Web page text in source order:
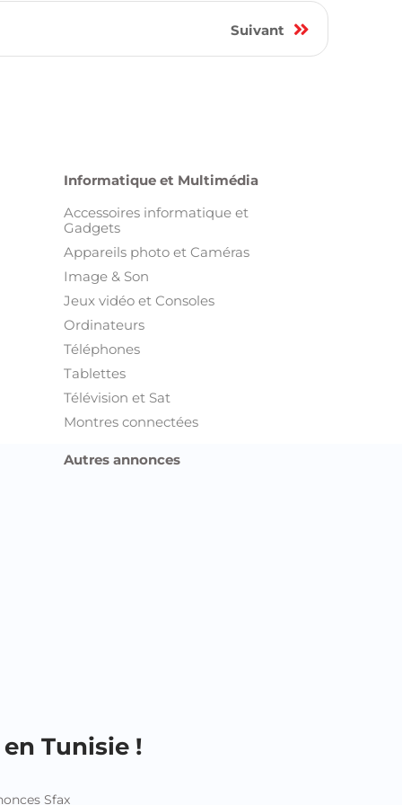
Suivant
Informatique et Multimédia
Accessoires informatique et
Gadgets
Appareils photo et Caméras
Image & Son
Jeux vidéo et Consoles
Ordinateurs
Téléphones
Tablettes
Télévision et Sat
Montres connectées
Autres annonces
Tunisie !
Sfax